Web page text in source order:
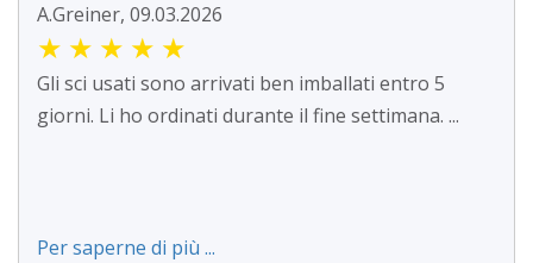
A.Greiner, 09.03.2026
★ ★ ★ ★ ★
Gli sci usati sono arrivati ben imballati entro 5
giorni. Li ho ordinati durante il fine settimana. ...
Per saperne di più ...